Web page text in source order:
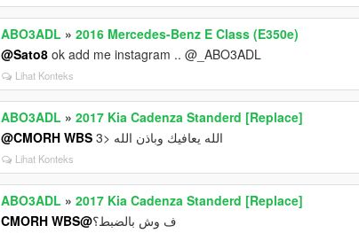
ABO3ADL »2016 Mercedes-Benz E Class (E350e)
@Sato8 ok add me instagram .. @_ABO3ADL
Lihat Konteks
ABO3ADL »2017 Kia Cadenza Standerd [Replace]
@CMORH WBS
الله يعافيك وباذن الله <3
Lihat Konteks
ABO3ADL »2017 Kia Cadenza Standerd [Replace]
ف وش بالضبط؟@CMORH WBS